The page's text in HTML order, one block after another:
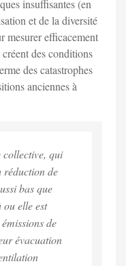
insuffisantes (en
et de la diversité
mesurer efficacement
des conditions
des catastrophes
anciennes à
collective, qui
réduction de
bas que
elle est
de
évacuation